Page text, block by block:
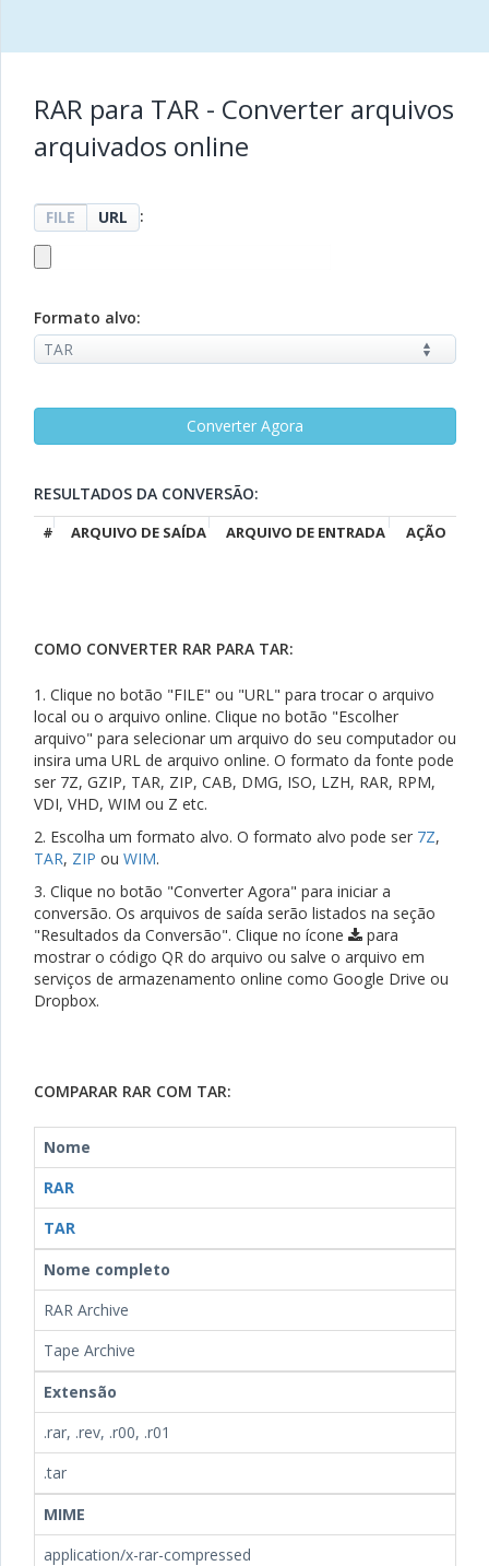
RAR para TAR - Converter arquivos
arquivados online
FILE URL :
Formato alvo:
RESULTADOS DA CONVERSÃO:
# ARQUIVO DE SAÍDA ARQUIVO DE ENTRADA AÇÃO
COMO CONVERTER RAR PARA TAR:
1. Clique no botão "FILE" ou "URL" para trocar o arquivo
local ou o arquivo online. Clique no botão "Escolher
arquivo" para selecionar um arquivo do seu computador ou
insira uma URL de arquivo online. O formato da fonte pode
ser 7Z, GZIP, TAR, ZIP, CAB, DMG, ISO, LZH, RAR, RPM,
VDI, VHD, WIM ou Z etc.
2. Escolha um formato alvo. O formato alvo pode ser 7Z,
TAR, ZIP ou WIM.
3. Clique no botão "Converter Agora" para iniciar a
conversão. Os arquivos de saída serão listados na seção
"Resultados da Conversão". Clique no ícone
para
mostrar o código QR do arquivo ou salve o arquivo em
serviços de armazenamento online como Google Drive ou
Dropbox.
COMPARAR RAR COM TAR:
Nome
RAR
TAR
Nome completo
RAR Archive
Tape Archive
Extensão
.rar, .rev, .r00, .r01
.tar
MIME
application/x-rar-compressed